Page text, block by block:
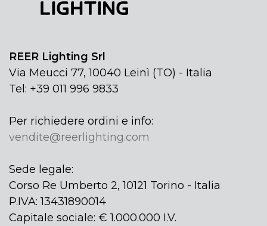
REER Lighting Srl
Via Meucci 77, 10040 Leinì (TO) - Italia
Tel: +39 011 996 9833
Per richiedere ordini e info:
vendite@reerlighting.com
Sede legale:
Corso Re Umberto 2, 10121 Torino - Italia
P.IVA: 13431890014
Capitale sociale: € 1.000.000 I.V.